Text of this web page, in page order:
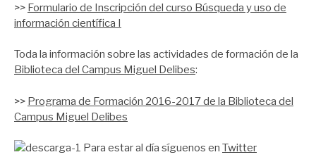
>> Formulario de Inscripción del curso Búsqueda y uso de
información científica I
Toda la información sobre las actividades de formación de la
Biblioteca del Campus Miguel Delibes:
>> Programa de Formación 2016-2017 de la Biblioteca del
Campus Miguel Delibes
Para estar al día síguenos en Twitter